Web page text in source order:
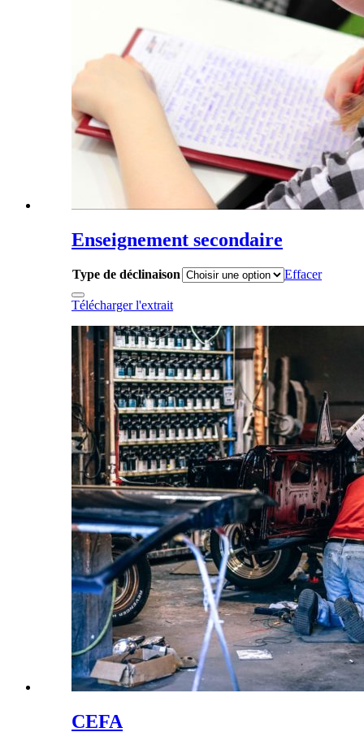
Enseignement secondaire
Type de déclinaison Effacer
Télécharger l'extrait
CEFA